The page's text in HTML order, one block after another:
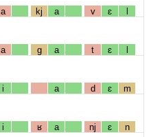
a kj a v ɛ l
a g a t ɛ l
i a d ɛ m
i ʁ a nj ɛ n